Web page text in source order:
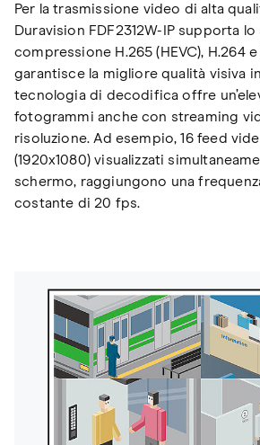
Per la trasmissione video di alta
Duravision FDF2312W-IP supporta
compressione H.265 (HEVC), H.264 e
garantisce la migliore qualità visiva
tecnologia di decodifica offre
fotogrammi anche con streaming
risoluzione. Ad esempio, 16 feed
(1920x1080) visualizzati
schermo, raggiungono una
costante di 20 fps.